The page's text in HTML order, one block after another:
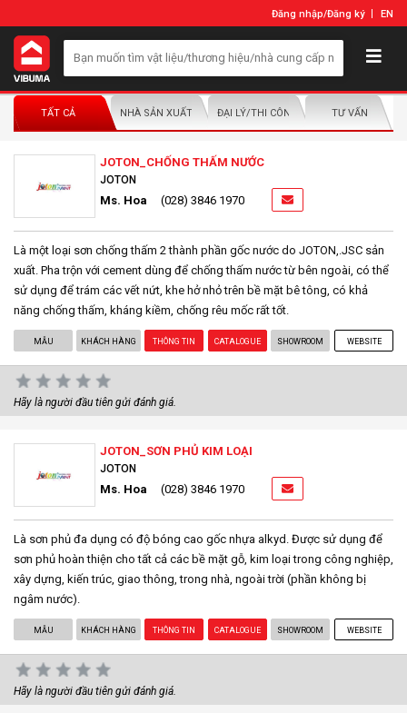
Đăng nhập/Đăng ký EN
TẤT CẢ NHÀ SẢN XUẤT/NHÀ PHÂN PHỐIĐẠI LÝ/THI CÔNG LẮP ĐẶTTƯ VẤN
JOTON_CHỐNG THẤM NƯỚC
JOTON
Ms. Hoa (028) 3846 1970
Là một loại sơn chống thấm 2 thành phần gốc nước do JOTON,.JSC sản
xuất. Pha trộn với cement dùng để chống thấm nước từ bên ngoài, có thể
sử dụng để trám các vết nứt, khe hở nhỏ trên bề mặt bê tông, có khả
năng chống thấm, kháng kiềm, chống rêu mốc rất tốt.
MẪU KHÁCH HÀNG THÔNG TIN CATALOGUE SHOWROOM WEBSITE
Hãy là người đầu tiên gửi đánh giá.
JOTON_SƠN PHỦ KIM LOẠI
JOTON
Ms. Hoa (028) 3846 1970
Là sơn phủ đa dụng có độ bóng cao gốc nhựa alkyd. Được sử dụng để
sơn phủ hoàn thiện cho tất cả các bề mặt gỗ, kim loại trong công nghiệp,
xây dựng, kiến trúc, giao thông, trong nhà, ngoài trời (phần không bị
ngâm nước).
MẪU KHÁCH HÀNG THÔNG TIN CATALOGUE SHOWROOM WEBSITE
Hãy là người đầu tiên gửi đánh giá.